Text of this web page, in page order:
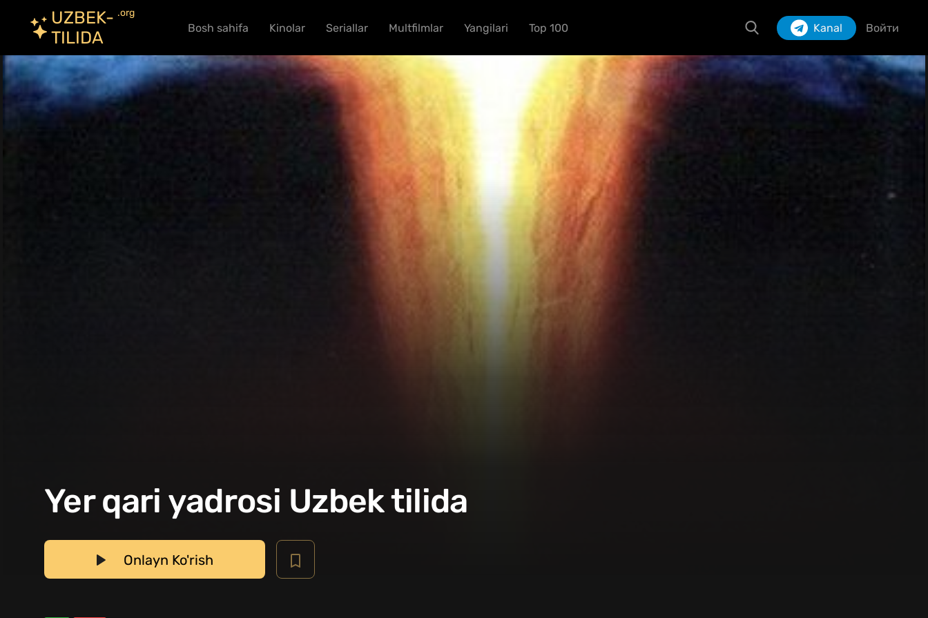
UZBEK-
TILIDA
.org
Bosh sahifa Kinolar Seriallar Multfilmlar Yangilari Top 100 Kanal Войти
Izlash
Yer qari yadrosi Uzbek tilida
Onlayn Ko'rish